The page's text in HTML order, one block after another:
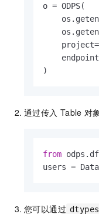
o = ODPS(
    project=
通过传入 Table 对
from odps.df
users =
您可以通过 dtypes